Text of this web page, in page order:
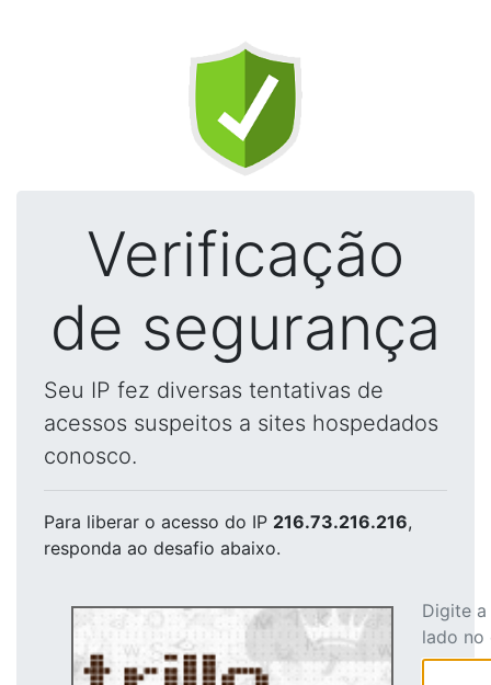
Verificação
de segurança
Seu IP fez diversas tentativas de
acessos suspeitos a sites hospedados
conosco.
Para liberar o acesso do IP 216.73.216.216,
responda ao desafio abaixo.
Digite
lado no